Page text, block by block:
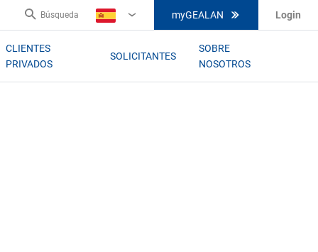
Búsqueda
ES
myGEALAN Login
CLIENTES
PRIVADOS
SOLICITANTES
SOBRE
NOSOTROS